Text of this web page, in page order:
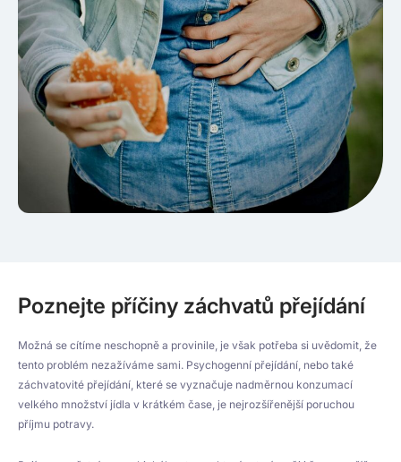
Poznejte příčiny záchvatů přejídání
Možná se cítíme neschopně a provinile, je však potřeba si uvědomit, že
tento problém nezažíváme sami. Psychogenní přejídání, nebo také
záchvatovité přejídání, které se vyznačuje nadměrnou konzumací
velkého množství jídla v krátkém čase, je nejrozšířenější poruchou
příjmu potravy.